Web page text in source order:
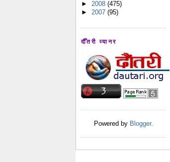
► 2008 (475)
► 2007 (95)
दौँतरी व्यानर
Powered by Blogger.